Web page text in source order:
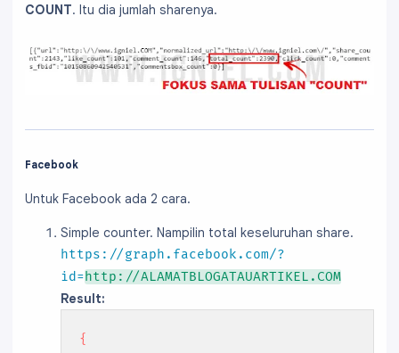
COUNT. Itu dia jumlah sharenya.
Facebook
Untuk Facebook ada 2 cara.
Simple counter. Nampilin total keseluruhan share.
https://graph.facebook.com/?
id=http://ALAMATBLOGATAUARTIKEL.COM
Result:
{